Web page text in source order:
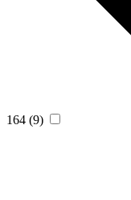
164 (9)